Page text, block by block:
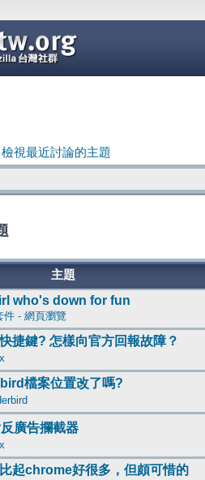
檢視最近討論的主題
主題
who's down for fun
件 - 網頁瀏覽
捷鍵? 怎樣向官方回報故障？
檔案位置改了嗎?
廣告攔截器
起chrome好很多，但頗可惜的